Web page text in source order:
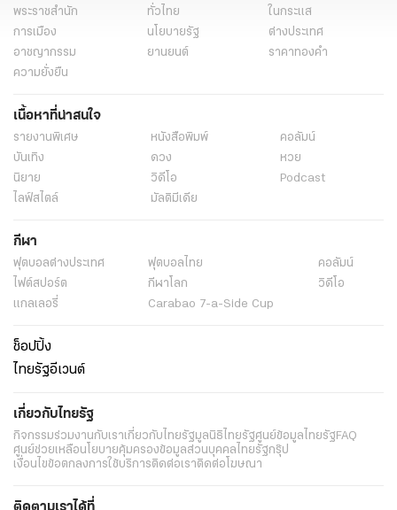
พระราชสำนัก ทั่วไทย
ในกระแส
การเมือง
นโยบายรัฐ
ต่างประเทศ
อาชญากรรม
ยานยนต์
ราคาทองคำ
ความยั่งยืน
เนื้อหาที่น่าสนใจ
รายงานพิเศษ หนังสือพิมพ์
คอลัมน์
บันเทิง
ดวง
หวย
นิยาย
วิดีโอ
Podcast
ไลฟ์สไตล์
มัลติมีเดีย
กีฬา
ฟุตบอลต่่างประเทศ ฟุตบอลไทย
คอลัมน์
ไฟต์สปอร์ต
กีฬาโลก
วิดีโอ
แกลเลอรี่
Carabao 7-a-Side Cup
ช็อปปิ้ง
ไทยรัฐอีเวนต์
เกี่ยวกับไทยรัฐ
กิจกรรมร่วมงานกับเราเกี่ยวกับไทยรัฐมูลนิธิไทยรัฐศูนย์ข้อมูลไทยรัฐFAQ
ศูนย์ช่วยเหลือนโยบายคุ้มครองข้อมูลส่วนบุคคลไทยรัฐกรุ๊ป
เงื่อนไขข้อตกลงการใช้บริการติดต่อเราติดต่อโฆษณา